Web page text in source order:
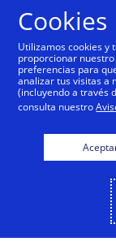
digital
Cookies
Utilizamos cookies y
proporcionar
preferencias para
analizar tus visitas a
(incluyendo a través
consulta nuestro